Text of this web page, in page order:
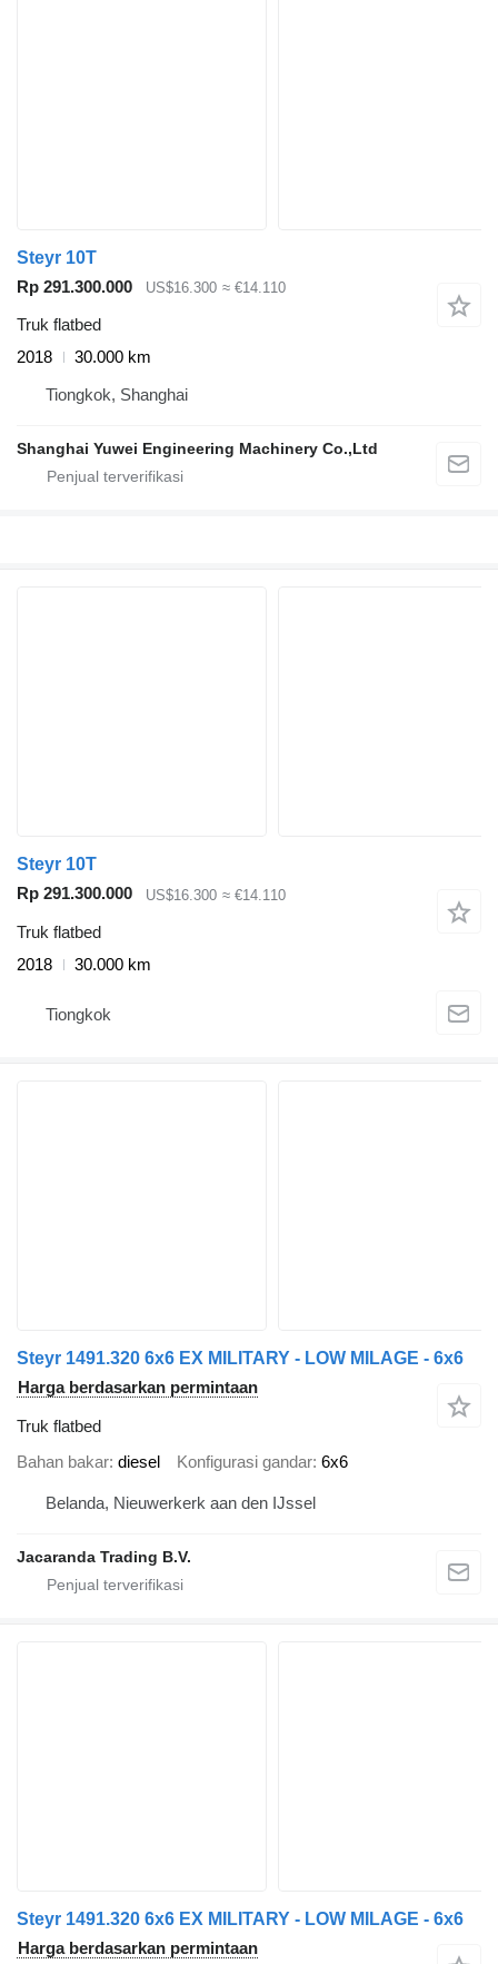
Steyr 10T
Rp 291.300.000
US$16.300 ≈ €14.110
Truk flatbed
2018
30.000 km
Tiongkok, Shanghai
Shanghai Yuwei Engineering Machinery Co.,Ltd
Steyr 10T
Rp 291.300.000
US$16.300 ≈ €14.110
Truk flatbed
2018
30.000 km
Tiongkok
Steyr 1491.320 6x6 EX MILITARY - LOW MILAGE - 6x6
Harga berdasarkan permintaan
Truk flatbed
Bahan bakar diesel Konfigurasi gandar 6x6
Belanda, Nieuwerkerk aan den IJssel
Jacaranda Trading B.V.
Steyr 1491.320 6x6 EX MILITARY - LOW MILAGE - 6x6
Harga berdasarkan permintaan